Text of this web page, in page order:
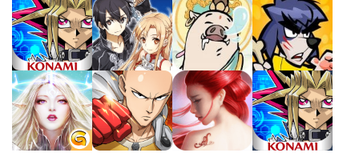
Play Play Play Play
Play Play Play Play